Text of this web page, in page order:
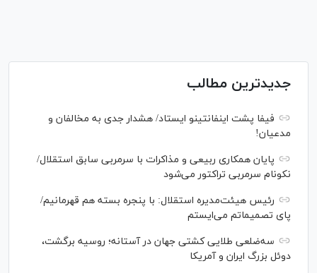
جدیدترین مطالب
فیفا پشت اینفانتینو ایستاد/ هشدار جدی به مخالفان و
مدعیان!
پایان همکاری ربیعی و مذاکرات با سرمربی سابق استقلال/
نکونام سرمربی تراکتور می‌شود
رئیس هیئت‌مدیره استقلال: با پنجره بسته هم قهرمانیم/
پای تصمیماتم می‌ایستم
سه‌ضلعی طلایی کشتی جهان در آستانه؛ روسیه برگشت،
دوئل بزرگ ایران و آمریکا